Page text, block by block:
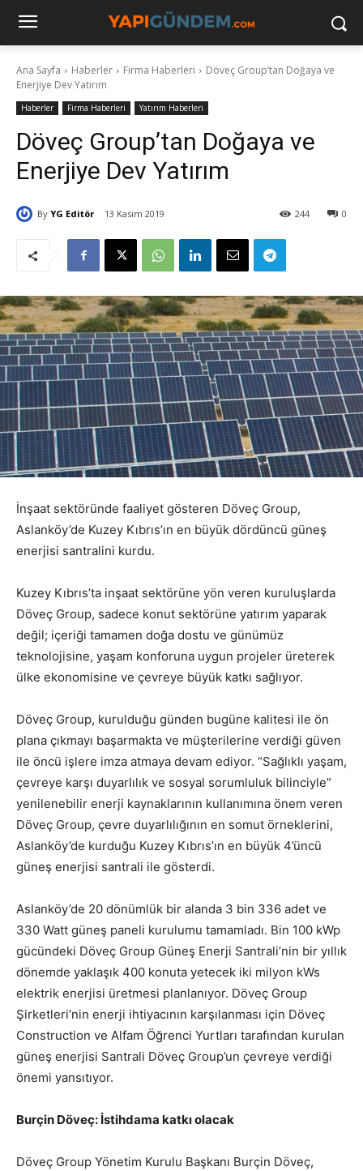
Ana Sayfa Haberler Firma Haberleri
Döveç Group’tan Doğaya ve
Enerjiye Dev Yatırım
Haberler Firma Haberleri Yatırım Haberleri
Döveç Group’tan Doğaya ve
Enerjiye Dev Yatırım
By YG Editör 13 Kasım 2019 0
244
İnşaat sektöründe faaliyet gösteren Döveç Group,
Aslanköy’de Kuzey Kıbrıs’ın en büyük dördüncü güneş
enerjisi santralini kurdu.
Kuzey Kıbrıs’ta inşaat sektörüne yön veren kuruluşlarda
Döveç Group, sadece konut sektörüne yatırım yaparak
değil; içeriği tamamen doğa dostu ve günümüz
teknolojisine, yaşam konforuna uygun projeler üreterek
ülke ekonomisine ve çevreye büyük katkı sağlıyor.
Döveç Group, kurulduğu günden bugüne kalitesi ile ön
plana çıkmayı başarmakta ve müşterilerine verdiği güven
ile öncü işlere imza atmaya devam ediyor. “Sağlıklı yaşam,
çevreye karşı duyarlılık ve sosyal sorumluluk bilinciyle”
yenilenebilir enerji kaynaklarının kullanımına önem veren
Döveç Group, çevre duyarlılığının en somut örneklerini,
Aslanköy’de kurduğu Kuzey Kıbrıs’ın en büyük 4’üncü
güneş enerjisi santrali ile gösterdi.
Aslanköy’de 20 dönümlük bir alanda 3 bin 336 adet ve
330 Watt güneş paneli kurulumu tamamladı. Bin 100 kWp
gücündeki Döveç Group Güneş Enerji Santrali’nin bir yıllık
dönemde yaklaşık 400 konuta yetecek iki milyon kWs
elektrik enerjisi üretmesi planlanıyor. Döveç Group
Şirketleri’nin enerji ihtiyacının karşılanması için Döveç
Construction ve Alfam Öğrenci Yurtları tarafından kurulan
güneş enerjisi Santrali Döveç Group’un çevreye verdiği
önemi yansıtıyor.
Burçin Döveç: İstihdama katkı olacak
Döveç Group Yönetim Kurulu Başkanı Burçin Döveç,